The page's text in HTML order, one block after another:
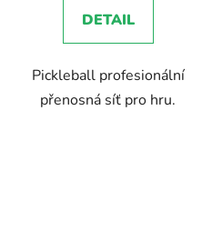
DETAIL
Pickleball profesionální
přenosná síť pro hru.